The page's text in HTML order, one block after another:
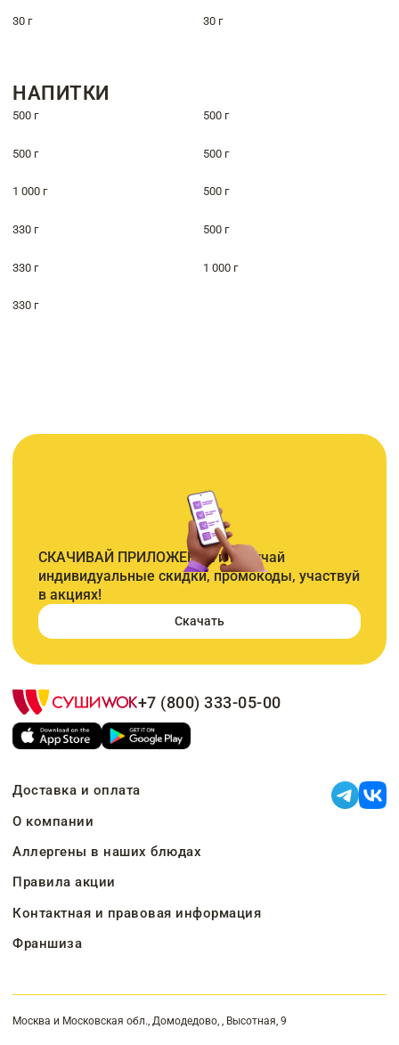
30 г 30 г
НАПИТКИ
500 г 500 г
500 г 500 г
1 000 г 500 г
330 г 500 г
330 г 1 000 г
330 г
СКАЧИВАЙ ПРИЛОЖЕНИЕ и получай
индивидуальные скидки, промокоды, участвуй
в акциях!
Скачать
+7 (800) 333-05-00
Доставка и оплата
О компании
Аллергены в наших блюдах
Правила акции
Контактная и правовая информация
Франшиза
Москва и Московская обл., Домодедово, , Высотная, 9